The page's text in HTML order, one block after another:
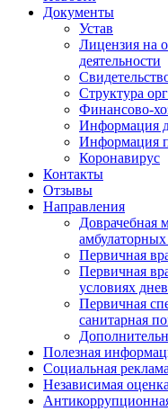
Документы
Устав
Лицензия на
деятельности
Структура
Финансово-
Информация
Информация
Коронавирус
Контакты
Отзывы
Направления
Доврачебная
Первичная
Первичная
условиях
Первичная
санитарная
Полезная
Социальная реклама
Независимая